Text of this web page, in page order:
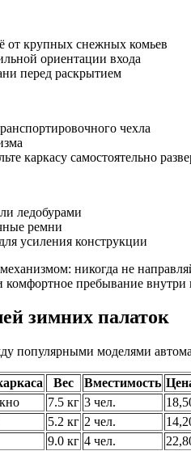
от крупных снежных комьев
ориентации входа
перед раскрытием
чехла
каркасу самостоятельно
ледобурами
ремни
усиления конструкции
никогда не
пребывание внутри
зимних палаток
популярными моделями
Вес Вместимость
7.5 кг 3 чел.
5.2 кг 2 чел.
9.0 кг 4 чел.